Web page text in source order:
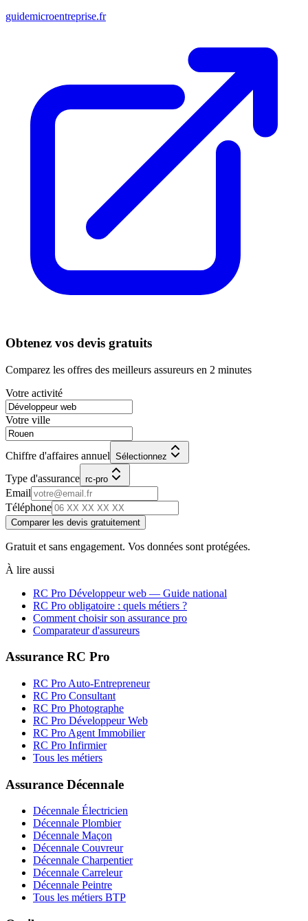
guidemicroentreprise.fr
Obtenez vos devis gratuits
Comparez les offres des meilleurs assureurs en 2 minutes
Votre activité
Votre ville
Chiffre d'affaires annuel Sélectionnez
Type d'assurance rc-pro
Email
Téléphone
Comparer les devis gratuitement
Gratuit et sans engagement. Vos données sont protégées.
À lire aussi
RC Pro Développeur web — Guide national
RC Pro obligatoire : quels métiers ?
Comment choisir son assurance pro
Comparateur d'assureurs
Assurance RC Pro
RC Pro Auto-Entrepreneur
RC Pro Consultant
RC Pro Photographe
RC Pro Développeur Web
RC Pro Agent Immobilier
RC Pro Infirmier
Tous les métiers
Assurance Décennale
Décennale Électricien
Décennale Plombier
Décennale Maçon
Décennale Couvreur
Décennale Charpentier
Décennale Carreleur
Décennale Peintre
Tous les métiers BTP